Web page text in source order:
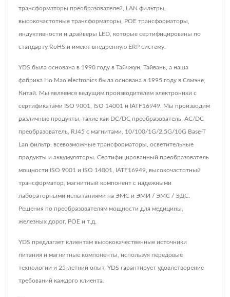
трансформаторы преобразователей, LAN фильтры,
высокочастотные трансформаторы, POE трансформаторы,
индуктивности и драйверы LED, которые сертифицированы по
стандарту RoHS и имеют внедренную ERP систему.
YDS была основана в 1990 году в Тайчжун, Тайвань, а наша
фабрика Ho Mao electronics была основана в 1995 году в Сямэне,
Китай. Мы являемся ведущим производителем электроники с
сертификатами ISO 9001, ISO 14001 и IATF16949. Мы производим
различные продукты, такие как DC/DC преобразователь, AC/DC
преобразователь, RJ45 с магнитами, 10/100/1G/2.5G/10G Base-T
Lan фильтр, всевозможные трансформаторы, осветительные
продукты и аккумуляторы. Сертифицированный преобразователь
мощности ISO 9001 и ISO 14001, IATF16949, высокочастотный
трансформатор, магнитный компонент с надежными
лабораторными испытаниями на ЭМС и ЭМИ / ЭМС / ЭДС.
Решения по преобразователям мощности для медицины,
железных дорог, POE и т.д.
YDS предлагает клиентам высококачественные источники
питания и магнитные компоненты, используя передовые
технологии и 25-летний опыт, YDS гарантирует удовлетворение
требований каждого клиента.